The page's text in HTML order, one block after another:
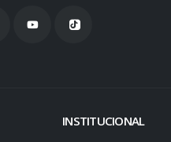
INSTITUCIONAL